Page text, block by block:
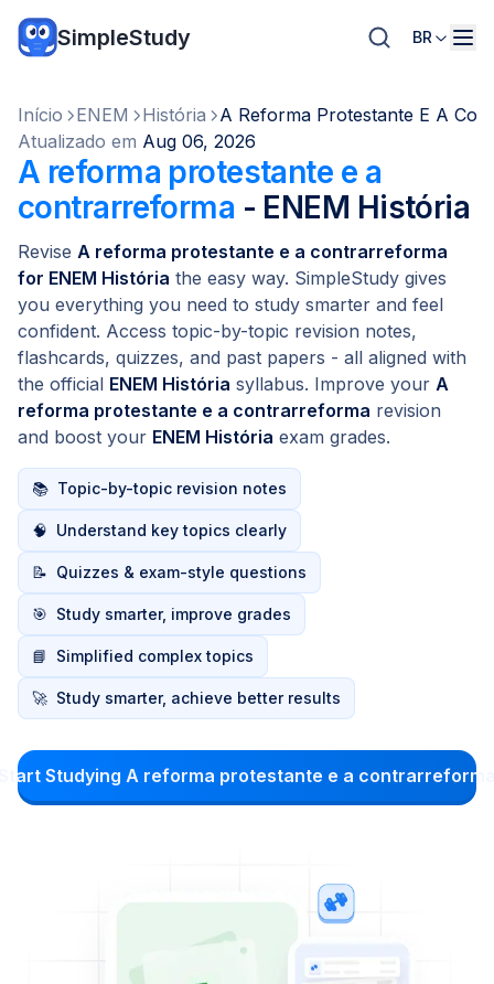
SimpleStudy BR
Início ENEM História
A Reforma Protestante E A
Atualizado em Aug 06, 2026
A reforma protestante e a
contrarreforma - ENEM História
Revise A reforma protestante e a contrarreforma
for ENEM História the easy way. SimpleStudy gives
you everything you need to study smarter and feel
confident. Access topic-by-topic revision notes,
flashcards, quizzes, and past papers - all aligned with
the official ENEM História syllabus. Improve your A
reforma protestante e a contrarreforma revision
and boost your ENEM História exam grades.
📚 Topic-by-topic revision notes
🧠 Understand key topics clearly
📝 Quizzes & exam-style questions
🎯 Study smarter, improve grades
📘 Simplified complex topics
🚀 Study smarter, achieve better results
Studying A reforma protestante e a